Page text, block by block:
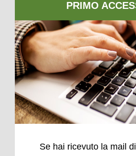
Se hai ricevuto la mail di